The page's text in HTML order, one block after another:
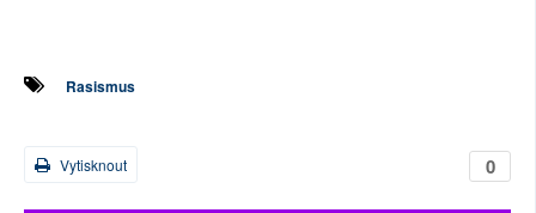
Rasismus
0
Vytisknout